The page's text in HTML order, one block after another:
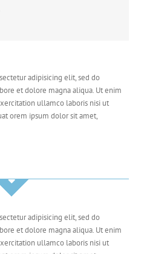
adipisicing elit, sed do
et dolore magna aliqua. Ut enim
ullamco laboris nisi ut
orem ipsum dolor sit amet,
adipisicing elit, sed do
et dolore magna aliqua. Ut enim
ullamco laboris nisi ut